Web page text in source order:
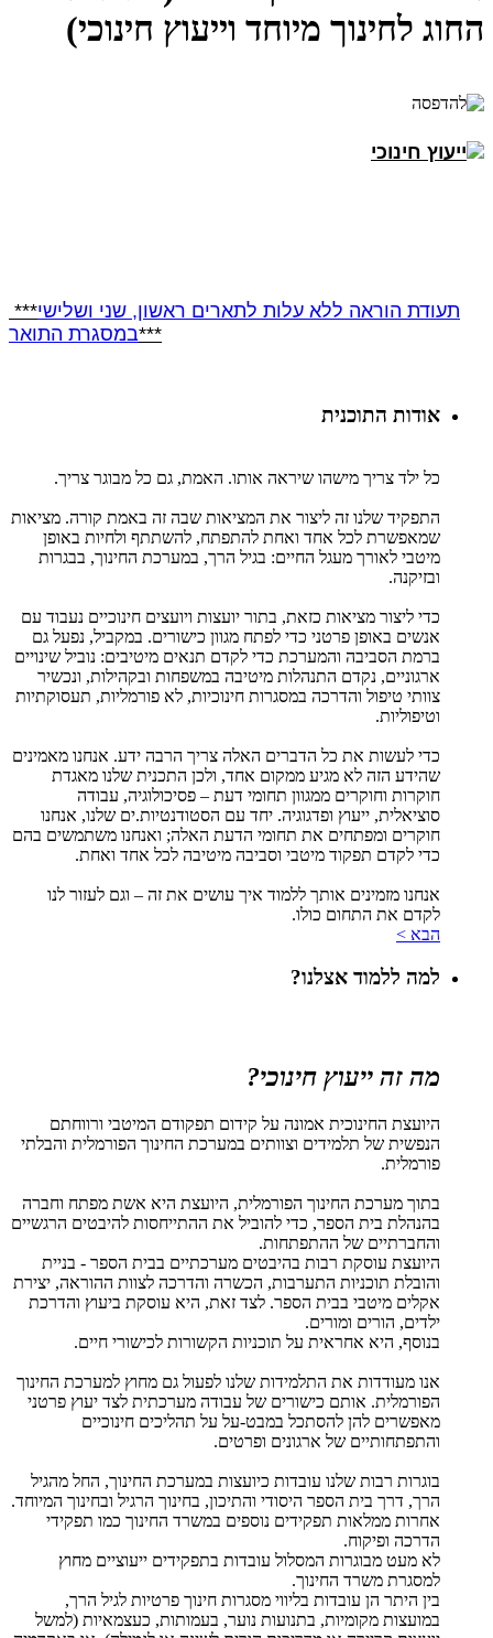
החוג לחינוך מיוחד וייעוץ חינוכי)
*** תעודת הוראה ללא עלות לתארים ראשון, שני ושלישי
במסגרת התואר***
אודות התוכנית
כל ילד צריך מישהו שיראה אותו. האמת, גם כל מבוגר צריך.
התפקיד שלנו זה ליצור את המציאות שבה זה באמת קורה. מציאות
שמאפשרת לכל אחד ואחת להתפתח, להשתתף ולחיות באופן
מיטבי לאורך מעגל החיים: בגיל הרך, במערכת החינוך, בבגרות
ובזיקנה.
כדי ליצור מציאות כזאת, בתור יועצות ויועצים חינוכיים נעבוד עם
אנשים באופן פרטני כדי לפתח מגוון כישורים. במקביל, נפעל גם
ברמת הסביבה והמערכת כדי לקדם תנאים מיטיבים: נוביל שינויים
ארגוניים, נקדם התנהלות מיטיבה במשפחות ובקהילות, ונכשיר
צוותי טיפול והדרכה במסגרות חינוכיות, לא פורמליות, תעסוקתיות
וטיפוליות.
כדי לעשות את כל הדברים האלה צריך הרבה ידע. אנחנו מאמינים
שהידע הזה לא מגיע ממקום אחד, ולכן התכנית שלנו מאגדת
חוקרות וחוקרים ממגוון תחומי דעת – פסיכולוגיה, עבודה
סוציאלית, ייעוץ ופדגוגיה. יחד עם הסטודנטיות.ים שלנו, אנחנו
חוקרים ומפתחים את תחומי הדעת האלה; ואנחנו משתמשים בהם
כדי לקדם תפקוד מיטבי וסביבה מיטיבה לכל אחד ואחת.
אנחנו מזמינים אותך ללמוד איך עושים את זה – וגם לעזור לנו
לקדם את התחום כולו.
הבא >
למה ללמוד אצלנו?
מה זה ייעוץ חינוכי?
היועצת החינוכית אמונה על קידום תפקודם המיטבי ורווחתם
הנפשית של תלמידים וצוותים במערכת החינוך הפורמלית והבלתי
פורמלית.
בתוך מערכת החינוך הפורמלית, היועצת היא אשת מפתח וחברה
בהנהלת בית הספר, כדי להוביל את ההתייחסות להיבטים הרגשיים
והחברתיים של ההתפתחות.
היועצת עוסקת רבות בהיבטים מערכתיים בבית הספר - בניית
והובלת תוכניות התערבות, הכשרה והדרכה לצוות ההוראה, יצירת
אקלים מיטבי בבית הספר. לצד זאת, היא עוסקת ביעוץ והדרכת
ילדים, הורים ומורים.
בנוסף, היא אחראית על תוכניות הקשורות לכישורי חיים.
אנו מעודדות את התלמידות שלנו לפעול גם מחוץ למערכת החינוך
הפורמלית. אותם כישורים של עבודה מערכתית לצד יעוץ פרטני
מאפשרים להן להסתכל במבט-על על תהליכים חינוכיים
והתפתחותיים של ארגונים ופרטים.
בוגרות רבות שלנו עובדות כיועצות במערכת החינוך, החל מהגיל
הרך, דרך בית הספר היסודי והתיכון, בחינוך הרגיל ובחינוך המיוחד.
אחרות ממלאות תפקידים נוספים במשרד החינוך כמו תפקידי
הדרכה ופיקוח.
לא מעט מבוגרות המסלול עובדות בתפקידים ייעוציים מחוץ
למסגרת משרד החינוך.
בין היתר הן עובדות בליווי מסגרות חינוך פרטיות לגיל הרך,
במועצות מקומיות, בתנועות נוער, בעמותות, כעצמאיות (למשל